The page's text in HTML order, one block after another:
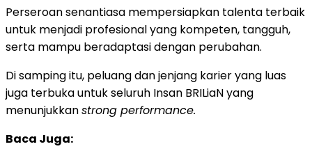
Perseroan senantiasa mempersiapkan talenta terbaik
untuk menjadi profesional yang kompeten, tangguh,
serta mampu beradaptasi dengan perubahan.
Di samping itu, peluang dan jenjang karier yang luas
juga terbuka untuk seluruh Insan BRILiaN yang
menunjukkanstrong performance.
Baca Juga: